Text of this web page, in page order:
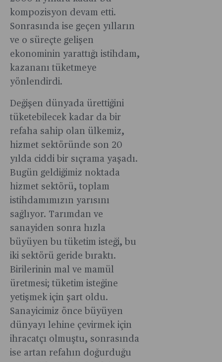
kompozisyon devam etti.
Sonrasında ise geçen yılların
ve o süreçte gelişen
ekonominin yarattığı istihdam,
kazananı tüketmeye
yönlendirdi.
Değişen dünyada ürettiğini
tüketebilecek kadar da bir
refaha sahip olan ülkemiz,
hizmet sektöründe son 20
yılda ciddi bir sıçrama yaşadı.
Bugün geldiğimiz noktada
hizmet sektörü, toplam
istihdamımızın yarısını
sağlıyor. Tarımdan ve
sanayiden sonra hızla
büyüyen bu tüketim isteği, bu
iki sektörü geride bıraktı.
Birilerinin mal ve mamül
üretmesi; tüketim isteğine
yetişmek için şart oldu.
Sanayicimiz önce büyüyen
dünyayı lehine çevirmek için
ihracatçı olmuştu, sonrasında
ise artan refahın doğurduğu